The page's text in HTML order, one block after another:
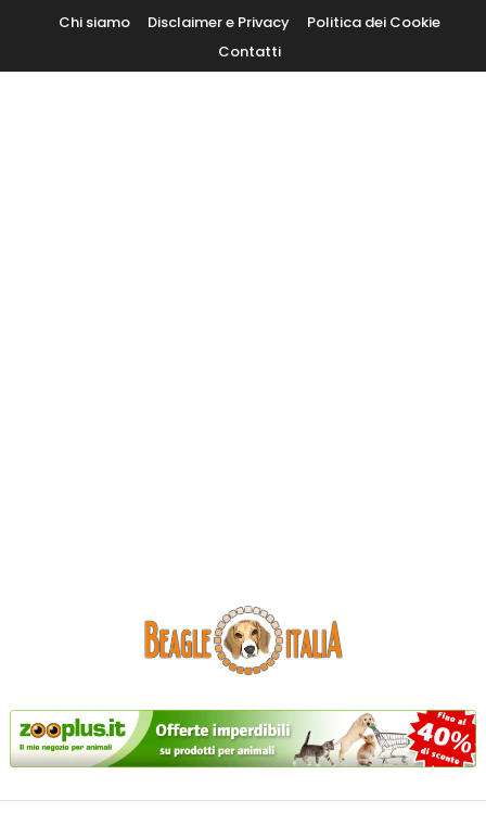
Content
Chi siamo Disclaimer e Privacy
Politica dei Cookie
Contatti
Beagle Italia